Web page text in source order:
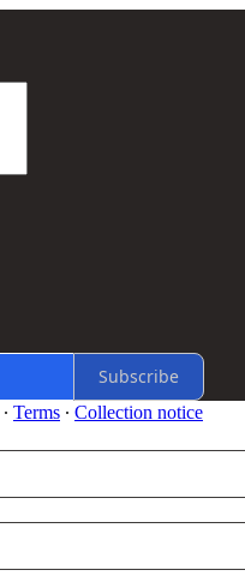
Subscribe
∙ Terms ∙ Collection notice